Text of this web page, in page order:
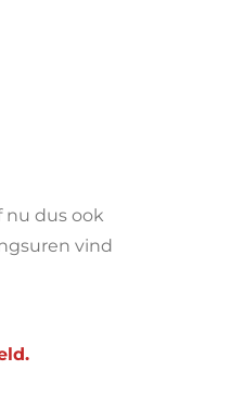
nu dus ook
vind